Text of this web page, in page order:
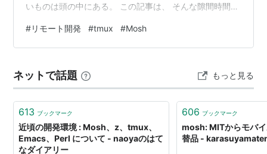
いものは頭の中にある。 この記事は、 そんな隙間時間
からどうしたいか」の方向だけを覚えている。 細かい理
由や処理の詳細なんて、 時間が経つと薄れていく。 ちょ
考え、答えを返してくれる。 でもひとつだけ弱点があ
る。 セッションが切れると、「これまでの流れ」を理
解…
#リモート開発 #tmux #Mosh
ネットで話題 もっと見る
613 ブックマーク
近頃の開発環境 : Mosh、z、tmux、
Emacs、Perl について - naoyaのはて
なダイアリー
606 ブックマーク
mosh: MITからモバ
替品 -